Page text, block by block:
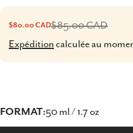
Prix
de
vente
$80.00 CAD
Prix
habituel
$85.00 CAD
Expédition calculée au
FORMAT:50 ml / 1.7 oz